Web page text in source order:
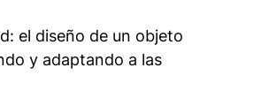
el diseño de un objeto
y adaptando a las